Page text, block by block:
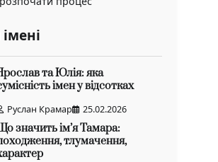
та Юлія: яка
імен у відсотках
Руслан Крамар 25.02.2026
значить ім’я Тамара:
тлумачення,